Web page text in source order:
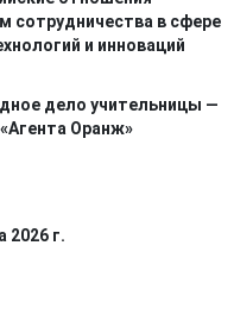
сотрудничества в сфере
и инноваций
дело учительницы —
Оранж»
2026 г.